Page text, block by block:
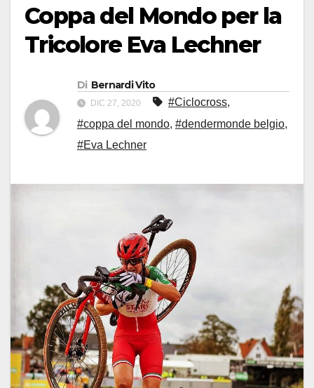
Coppa del Mondo per la
Tricolore Eva Lechner
Di Bernardi Vito
DIC 27, 2020 #Ciclocross,
#coppa del mondo, #dendermonde belgio,
#Eva Lechner